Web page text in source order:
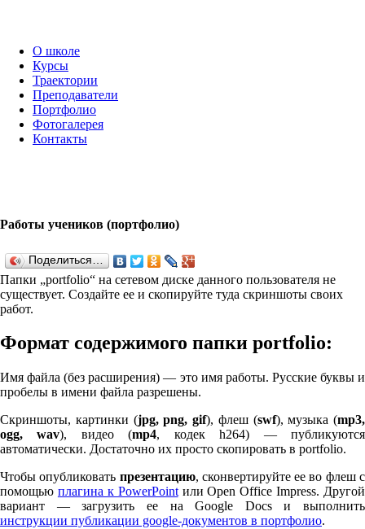
О школе
Курсы
Траектории
Преподаватели
Портфолио
Фотогалерея
Контакты
Работы учеников (портфолио)
Поделиться…
Папки „port­fo­lio“ на сетевом диске данного пользователя не
существует. Создайте ее и скопируйте туда скриншоты своих
работ.
Формат содержимого папки port­fo­lio:
Имя файла (без расширения) — это имя работы. Русские буквы и
пробелы в имени файла разрешены.
Скриншоты, картинки (jpg, png, gif), флеш (swf), музыка (mp3,
ogg, wav), видео (mp4, кодек h264) — публикуются
автоматически. Достаточно их просто скопировать в port­fo­lio.
Чтобы опубликовать презентацию, сконвертируйте ее во флеш с
помощью плагина к Pow­er­Pointили Open Office Impress. Другой
вариант — загрузить ее на Google Docs и выполнить
инструкции публикации google-документов в портфолио.